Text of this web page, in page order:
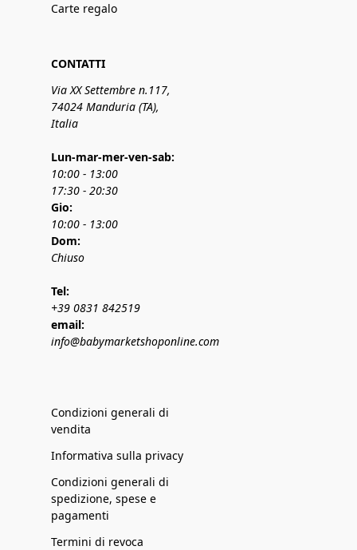
Carte regalo
CONTATTI
Via XX Settembre n.117,
74024 Manduria (TA),
Italia
Lun-mar-mer-ven-sab:
10:00 - 13:00
17:30 - 20:30
Gio:
10:00 - 13:00
Dom:
Chiuso
Tel:
+39 0831 842519
email:
info@babymarketshoponline.com
Condizioni generali di
vendita
Informativa sulla privacy
Condizioni generali di
spedizione, spese e
pagamenti
Termini di revoca